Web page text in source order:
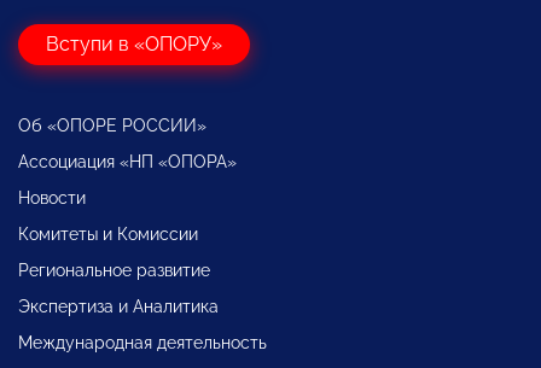
Вступи в «ОПОРУ»
Об «ОПОРЕ РОССИИ»
Ассоциация «НП «ОПОРА»
Новости
Комитеты и Комиссии
Региональное развитие
Экспертиза и Аналитика
Международная деятельность